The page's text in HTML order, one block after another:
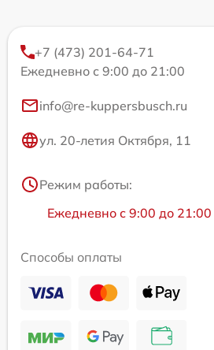
+7 (473) 201-64-71
Ежедневно с 9:00 до 21:00
info@re-kuppersbusch.ru
ул. 20-летия Октября, 11
Режим работы:
Ежедневно с 9:00 до 21:00
Способы оплаты